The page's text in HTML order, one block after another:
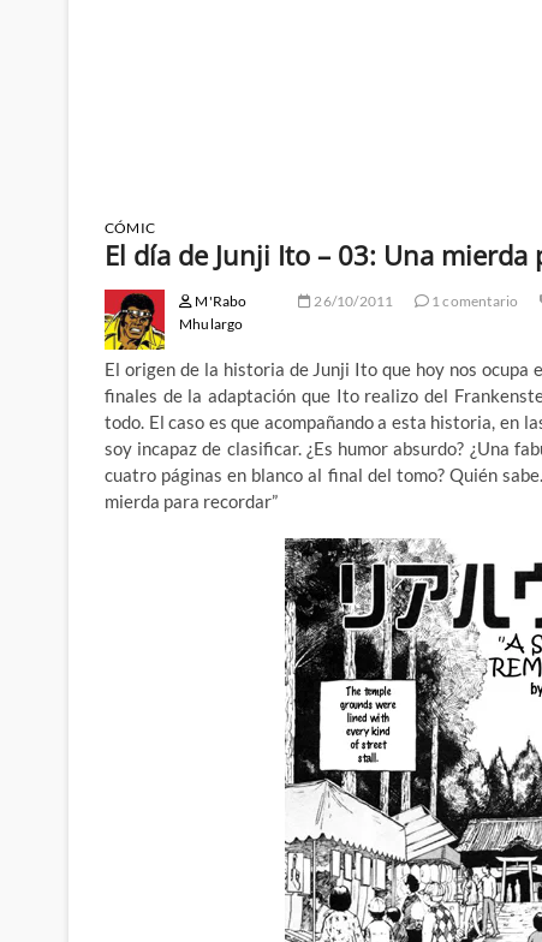
CÓMIC
El día de Junji Ito – 03: Una mierda
M'Rabo
Mhulargo
26/10/2011 1 comentario
El origen de la historia de Junji Ito que hoy nos ocupa
finales de la adaptación que Ito realizo del
todo. El caso es que acompañando a esta historia, en
soy incapaz de clasificar. ¿Es humor absurdo? ¿Una
cuatro páginas en blanco al final del tomo? Quién
mierda para recordar”